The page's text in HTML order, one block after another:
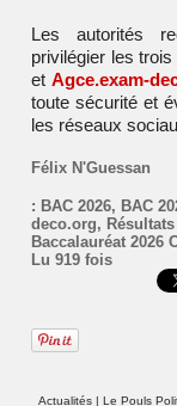
Les autorités
privilégier les
et Agce.exam-
toute sécurité et
les réseaux
Félix N'Guessan
: BAC 2026, BAC
deco.org,
Baccalauréat 2026
Lu 919 fois
Actualités | Le Pouls